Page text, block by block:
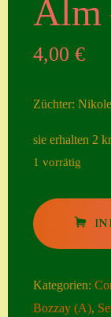
Alm
4,00€
Züchter:
sie erhalten 2
1 vorrätig
Alm
-
Menge
IN
Kategorien:
Bozzay (A),